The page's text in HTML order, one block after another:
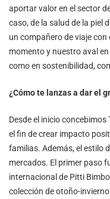
aportar valor en el sector
caso, de la salud de la piel
un compañero de viaje
momento y nuestro aval
como en sostenibilidad,
¿Cómo te lanzas a dar el
Desde el inicio
el fin de crear impacto
familias. Además, el estilo
mercados. El primer paso
internacional de Pitti
colección de otoño-